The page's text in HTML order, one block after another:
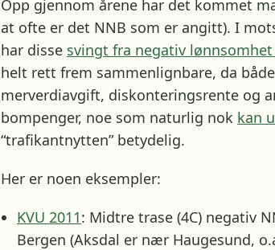
Opp gjennom årene har det kommet
at ofte er det NNB som er angitt). I
har disse svingt fra negativ
helt rett frem sammenlignbare, da
merverdiavgift, diskonteringsrente og
bompenger, noe som naturlig nok kan
“trafikantnytten” betydelig.
Her er noen eksempler:
KVU 2011: Midtre trase (4C) negativ
Bergen (Aksdal er nær Haugesund,